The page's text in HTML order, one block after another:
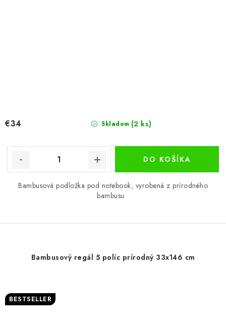
Skladom (2 ks)
€34
DO KOŠÍKA
Bambusová podložka pod notebook, vyrobená z prírodného
bambusu
Bambusový regál 5 políc prírodný 33x146 cm
BESTSELLER